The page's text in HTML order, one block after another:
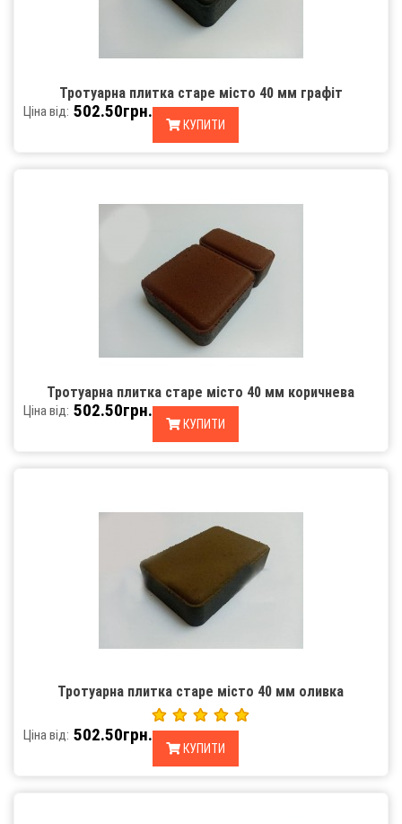
Тротуарна плитка старе місто 40 мм графіт
Ціна від: 502.50грн.
КУПИТИ
Тротуарна плитка старе місто 40 мм коричнева
Ціна від: 502.50грн.
КУПИТИ
Тротуарна плитка старе місто 40 мм оливка
Ціна від: 502.50грн.
КУПИТИ